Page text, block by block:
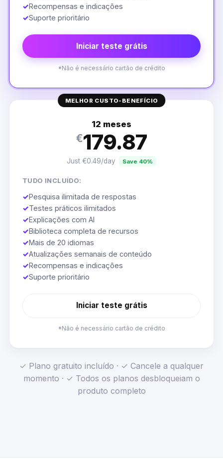
✓Recompensas e indicações
✓Suporte prioritário
Iniciar teste grátis
*Não é necessário cartão de crédito
MELHOR CUSTO-BENEFÍCIO
12 meses
€179.87
Just €0.49/day Save 40%
TUDO INCLUÍDO:
✓Pesquisa ilimitada de respostas
✓Testes práticos ilimitados
✓Explicações com AI
✓Biblioteca completa de recursos
✓Mais de 20 idiomas
✓Atualizações semanais de conteúdo
✓Recompensas e indicações
✓Suporte prioritário
Iniciar teste grátis
*Não é necessário cartão de crédito
✓ Plano gratuito incluído · ✓ Cancele a qualquer
momento · ✓ Todos os planos desbloqueiam o
produto completo